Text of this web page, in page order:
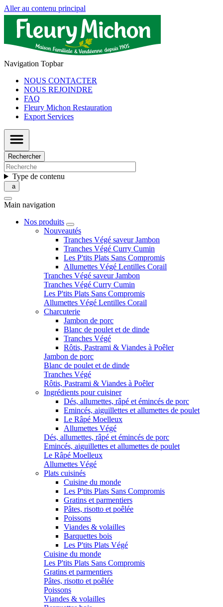
Aller au contenu principal
Navigation Topbar
NOUS CONTACTER
NOUS REJOINDRE
FAQ
Fleury Michon Restauration
Export Services
Rechercher
Type de contenu
Main navigation
Nos produits
Nouveautés
Tranches Végé saveur Jambon
Tranches Végé Curry Cumin
Les P'tits Plats Sans Compromis
Allumettes Végé Lentilles Corail
Tranches Végé saveur Jambon
Tranches Végé Curry Cumin
Les P'tits Plats Sans Compromis
Allumettes Végé Lentilles Corail
Charcuterie
Jambon de porc
Blanc de poulet et de dinde
Tranches Végé
Rôtis, Pastrami & Viandes à Poêler
Jambon de porc
Blanc de poulet et de dinde
Tranches Végé
Rôtis, Pastrami & Viandes à Poêler
Ingrédients pour cuisiner
Dés, allumettes, râpé et émincés de porc
Emincés, aiguillettes et allumettes de poulet
Le Râpé Moelleux
Allumettes Végé
Dés, allumettes, râpé et émincés de porc
Emincés, aiguillettes et allumettes de poulet
Le Râpé Moelleux
Allumettes Végé
Plats cuisinés
Cuisine du monde
Les P'tits Plats Sans Compromis
Gratins et parmentiers
Pâtes, risotto et poêlée
Poissons
Viandes & volailles
Barquettes bois
Les P'tits Plats Végé
Cuisine du monde
Les P'tits Plats Sans Compromis
Gratins et parmentiers
Pâtes, risotto et poêlée
Poissons
Viandes & volailles